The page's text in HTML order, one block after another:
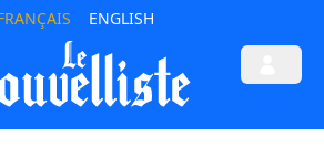
ENGLISH